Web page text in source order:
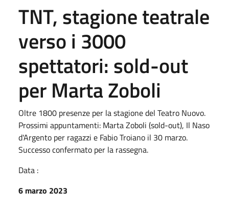
TNT, stagione teatrale
verso i 3000
spettatori: sold-out
per Marta Zoboli
Oltre 1800 presenze per la stagione del Teatro Nuovo.
Prossimi appuntamenti: Marta Zoboli (sold-out), Il Naso
d'Argento per ragazzi e Fabio Troiano il 30 marzo.
Successo confermato per la rassegna.
Data :
6 marzo 2023